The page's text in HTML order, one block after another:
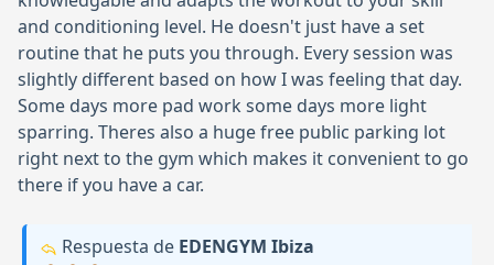
and conditioning level. He doesn't just have a set
routine that he puts you through. Every session was
slightly different based on how I was feeling that day.
Some days more pad work some days more light
sparring. Theres also a huge free public parking lot
right next to the gym which makes it convenient to go
there if you have a car.
Respuesta de EDENGYM Ibiza